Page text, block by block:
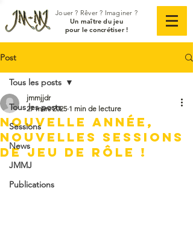
Jouer ? Rêver ? Imaginer ?
Un maître du jeu
pour le concrétiser !
Post
Tous les posts
Sessions
News
JMMJ
Publications
Tous les posts
Nouvelle année,
nouvelles sessions
de jeu de rôle !
jmmjjdr
27 mars 2025 1 min de lecture